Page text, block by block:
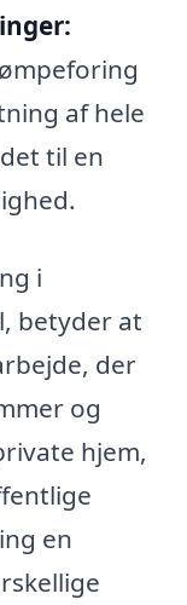
af hele
til en
i
betyder at
der
og
hjem,
en